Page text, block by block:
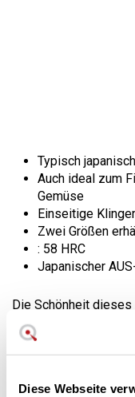
Diese Webseite
Typisch
Auch ideal zum
Gemüse
Einseitige
Zwei Größen
: 58 HRC
Japanischer
Die Schönheit
Formen
. Es vereint
und ein Schmieden
Stahl mit einer
Die Schneide